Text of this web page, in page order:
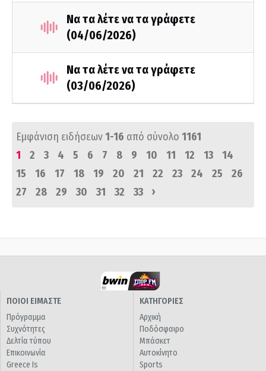
Να τα λέτε να τα γράφετε
(04/06/2026)
Να τα λέτε να τα γράφετε
(03/06/2026)
Εμφάνιση ειδήσεων1-16 από σύνολο 1161
1
2 3 4 5 6 7 8 9 10 11 12 13
14
15
16 17 18 19 20 21 22 23 24 25
26
27
28 29 30 31 32 33 ›
ΠΟΙΟΙ ΕΙΜΑΣΤΕ
Πρόγραμμα
Συχνότητες
Δελτία τύπου
Επικοινωνία
Greece Is
ΚΑΤΗΓΟΡΙΕΣ
Αρχική
Ποδόσφαιρο
Μπάσκετ
Αυτοκίνητο
Sports